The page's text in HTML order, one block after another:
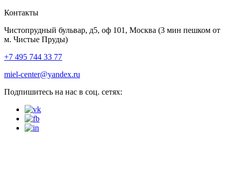
Контакты
Чистопрудный бульвар, д5, оф 101, Москва (3 мин пешком от
м. Чистые Пруды)
+7 495 744 33 77
miel-center@yandex.ru
Подпишитесь на нас в соц. сетях: